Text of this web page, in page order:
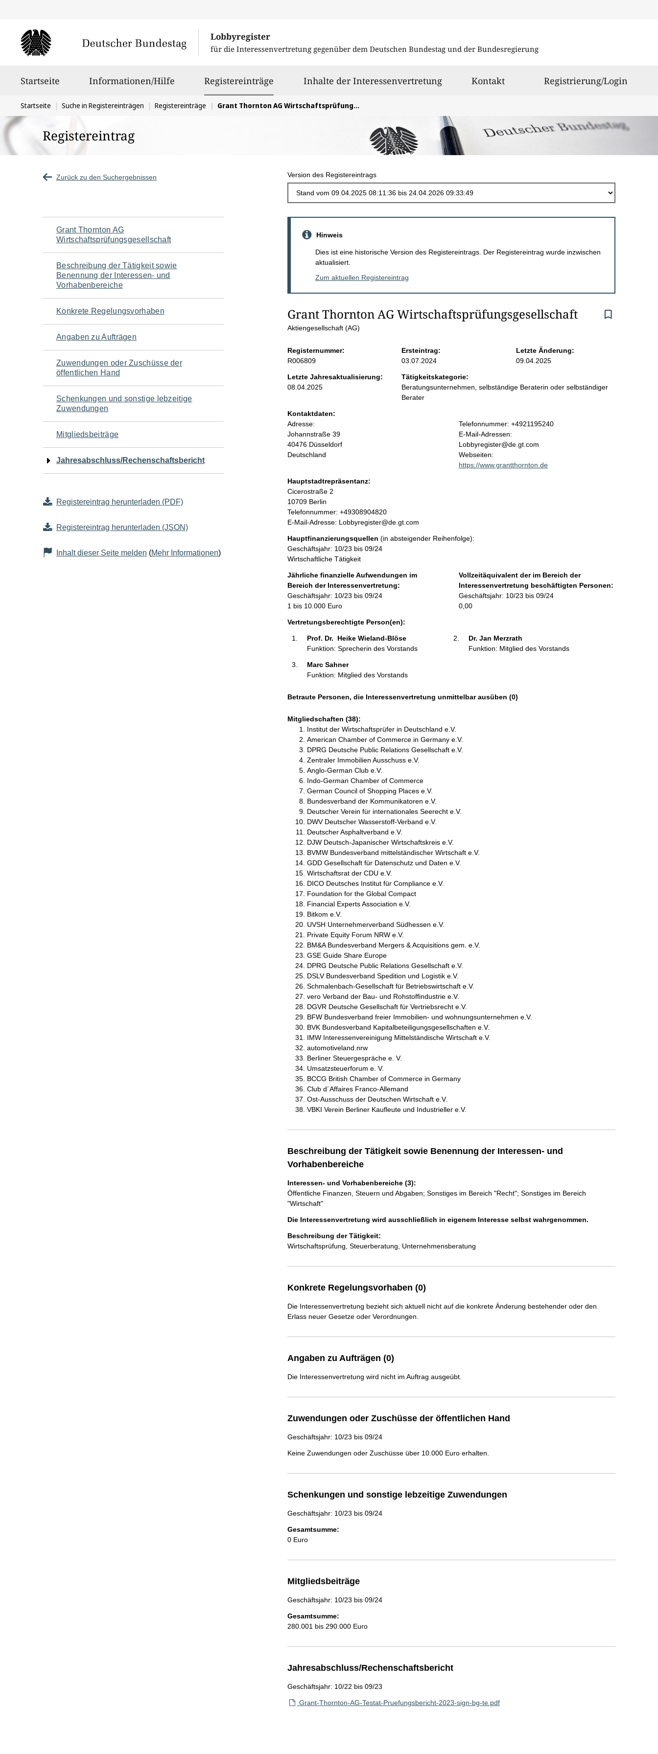
Lobbyregister
für die Interessenvertretung gegenüber dem Deutschen Bundestag und der Bundesregierung
Startseite Informationen/Hilfe Registereinträge ausgewähltInhalte der Interessenvertretung Kontakt Registrierung/Login
Sie
befinden
sich
hier:
Startseite Suche in Registereinträgen Registereinträge Grant Thornton AG Wirtschaftsprüfungsgesellschaft
Registereintrag
Zurück zu den Suchergebnissen Version des Registereintrags
Navigation
für
den
Seiteninhalt
Grant Thornton AG
Wirtschaftsprüfungsgesellschaft
Beschreibung der Tätigkeit sowie
Benennung der Interessen- und
Vorhabenbereiche
Konkrete Regelungsvorhaben
Angaben zu Aufträgen
Zuwendungen oder Zuschüsse der
öffentlichen Hand
Schenkungen und sonstige lebzeitige
Zuwendungen
Mitgliedsbeiträge
Jahresabschluss/Rechenschaftsbericht
Registereintrag herunterladen (PDF)
Registereintrag herunterladen (JSON)
Inhalt dieser Seite melden (Mehr Informationen)
e
n
i
h
a
l
t
Hinweis
Dies ist eine historische Version des Registereintrags. Der Registereintrag wurde inzwischen
aktualisiert.
Zum aktuellen Registereintrag
Grant Thornton AG Wirtschaftsprüfungsgesellschaft
Aktiengesellschaft (AG)
Registernummer:
R006809
Ersteintrag:
03.07.2024
Letzte Änderung:
09.04.2025
Letzte Jahresaktualisierung:
08.04.2025
Tätigkeitskategorie:
Beratungsunternehmen, selbständige Beraterin oder selbständiger
Berater
Kontaktdaten:
Adresse:
Johannstraße 39
40476 Düsseldorf
Deutschland
K
o
n
t
a
r
i
o
n
e
Telefonnummer: +4921195240
E-Mail-Adressen:
Lobbyregister@de.gt.com
Webseiten:
https://www.grantthornton.de
Hauptstadtrepräsentanz:
A
d
r
e
s
e
Cicerostraße 2
10709 Berlin
K
o
t
a
k
t
i
n
f
r
m
e
:
Telefonnummer: +49308904820
E-Mail-Adresse: Lobbyregister@de.gt.com
Hauptfinanzierungsquellen (in absteigender Reihenfolge):
Geschäftsjahr: 10/23 bis 09/24
Wirtschaftliche Tätigkeit
Jährliche finanzielle Aufwendungen im
Bereich der Interessenvertretung:
Geschäftsjahr: 10/23 bis 09/24
1 bis 10.000 Euro
Vollzeitäquivalent der im Bereich der
Interessenvertretung beschäftigten Personen:
Geschäftsjahr: 10/23 bis 09/24
0,00
Vertretungsberechtigte Person(en):
Prof. Dr.  Heike Wieland-Blöse
Funktion: Sprecherin des Vorstands
Dr. Jan Merzrath
Funktion: Mitglied des Vorstands
Marc Sahner
Funktion: Mitglied des Vorstands
Betraute Personen, die Interessenvertretung unmittelbar ausüben (0)
Mitgliedschaften (38):
Institut der Wirtschaftsprüfer in Deutschland e.V.
American Chamber of Commerce in Germany e.V.
DPRG Deutsche Public Relations Gesellschaft e.V.
Zentraler Immobilien Ausschuss e.V.
Anglo-German Club e.V.
Indo-German Chamber of Commerce
German Council of Shopping Places e.V.
Bundesverband der Kommunikatoren e.V.
Deutscher Verein für internationales Seerecht e.V.
DWV Deutscher Wasserstoff-Verband e.V.
Deutscher Asphaltverband e.V.
DJW Deutsch-Japanischer Wirtschaftskreis e.V.
BVMW Bundesverband mittelständischer Wirtschaft e.V.
GDD Gesellschaft für Datenschutz und Daten e.V.
Wirtschaftsrat der CDU e.V.
DICO Deutsches Institut für Compliance e.V.
Foundation for the Global Compact
Financial Experts Association e.V.
Bitkom e.V.
UVSH Unternehmerverband Südhessen e.V.
Private Equity Forum NRW e.V.
BM&A Bundesverband Mergers & Acquisitions gem. e.V.
GSE Guide Share Europe
DPRG Deutsche Public Relations Gesellschaft e.V.
DSLV Bundesverband Spedition und Logistik e.V.
Schmalenbach-Gesellschaft für Betriebswirtschaft e.V.
vero Verband der Bau- und Rohstoffindustrie e.V.
DGVR Deutsche Gesellschaft für Vertriebsrecht e.V.
BFW Bundesverband freier Immobilien- und wohnungsunternehmen e.V.
BVK Bundesverband Kapitalbeteiligungsgesellschaften e.V.
IMW Interessenvereinigung Mittelständische Wirtschaft e.V.
automotiveland.nrw
Berliner Steuergespräche e. V.
Umsatzsteuerforum e. V.
BCCG British Chamber of Commerce in Germany
Club d´Affaires Franco-Allemand
Ost-Ausschuss der Deutschen Wirtschaft e.V.
VBKI Verein Berliner Kaufleute und Industrieller e.V.
Beschreibung der Tätigkeit sowie Benennung der Interessen- und
Vorhabenbereiche
Interessen- und Vorhabenbereiche (3):
Öffentliche Finanzen, Steuern und Abgaben; Sonstiges im Bereich "Recht"; Sonstiges im Bereich
"Wirtschaft"
Die Interessenvertretung wird ausschließlich in eigenem Interesse selbst wahrgenommen.
Beschreibung der Tätigkeit:
Wirtschaftsprüfung, Steuerberatung, Unternehmensberatung
Konkrete Regelungsvorhaben (0)
Die Interessenvertretung bezieht sich aktuell nicht auf die konkrete Änderung bestehender oder den
Erlass neuer Gesetze oder Verordnungen.
Angaben zu Aufträgen (0)
Die Interessenvertretung wird nicht im Auftrag ausgeübt.
Zuwendungen oder Zuschüsse der öffentlichen Hand
Geschäftsjahr: 10/23 bis 09/24
Keine Zuwendungen oder Zuschüsse über 10.000 Euro erhalten.
Schenkungen und sonstige lebzeitige Zuwendungen
Geschäftsjahr: 10/23 bis 09/24
Gesamtsumme:
0 Euro
Mitgliedsbeiträge
Geschäftsjahr: 10/23 bis 09/24
Gesamtsumme:
280.001 bis 290.000 Euro
Jahresabschluss/Rechenschaftsbericht
Geschäftsjahr: 10/22 bis 09/23
Grant-Thornton-AG-Testat-Pruefungsbericht-2023-sign-bg-te.pdf